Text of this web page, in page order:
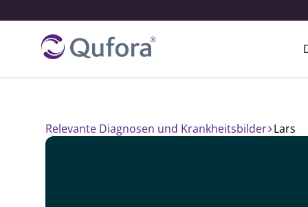
Relevante Diagnosen und Krankheitsbilder lars